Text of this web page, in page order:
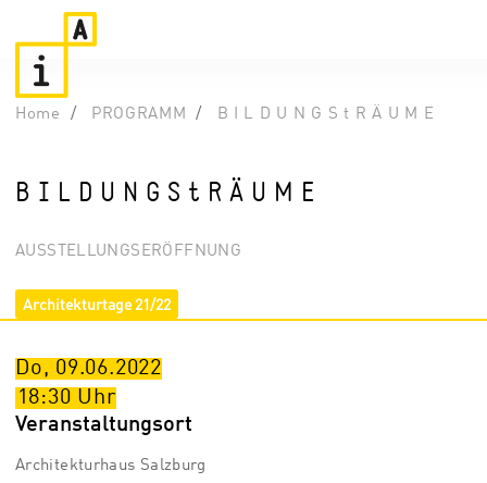
Home PROGRAMM B I L D U N G S t R Ä U M E
B I L D U N G S t R Ä U M E
AUSSTELLUNGSERÖFFNUNG
Architekturtage 21/22
Do, 09.06.2022
18:30 Uhr
Veranstaltungsort
Architekturhaus Salzburg